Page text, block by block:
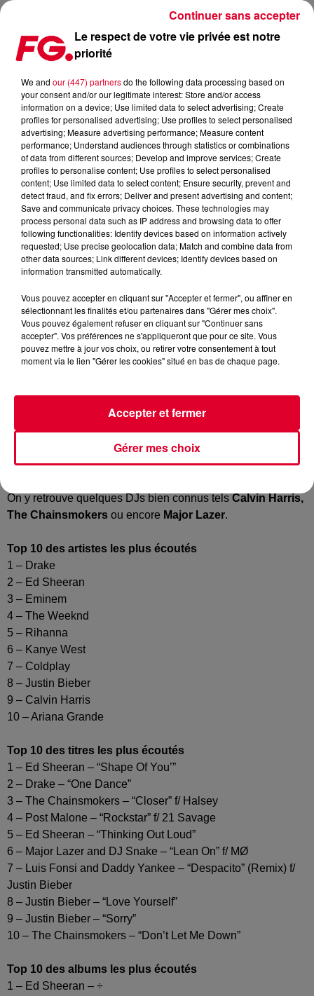
LES TITRES LES PLUS JOUÉS SUR SPOTIFY !
Publié : 20 octobre 2018 à 9h20 par La rédaction
Internet c’est souvent le règne de l’instantané. Faire
passons et savourons le Top 10 que vient de dévoiler la
plateforme de streamingSpotify.
Un classement des artistes, titres et albums les plus joués
de tous les temps, depuis que l’homme est l’homme, etc… !
On y retrouve quelques DJs bien connus tels Calvin Harris,
The Chainsmokers ou encore Major Lazer.
Top 10 des artistes les plus écoutés
1 – Drake
2 – Ed Sheeran
3 – Eminem
4 – The Weeknd
5 – Rihanna
6 – Kanye West
7 – Coldplay
8 – Justin Bieber
9 – Calvin Harris
10 – Ariana Grande
Top 10 des titres les plus écoutés
1 – Ed Sheeran – “Shape Of You’”
2 – Drake – “One Dance”
3 – The Chainsmokers – “Closer” f/ Halsey
4 – Post Malone – “Rockstar” f/ 21 Savage
5 – Ed Sheeran – “Thinking Out Loud”
6 – Major Lazer and DJ Snake – “Lean On” f/ MØ
7 – Luis Fonsi and Daddy Yankee – “Despacito” (Remix) f/
Justin Bieber
8 – Justin Bieber – “Love Yourself”
9 – Justin Bieber – “Sorry”
10 – The Chainsmokers – “Don’t Let Me Down”
Top 10 des albums les plus écoutés
1 – Ed Sheeran – ÷
Le respect de votre vie privée est notre
priorité
We and our (447) partnersdo the following data processing based on
your consent and/or our legitimate interest: Store and/or access
information on a device; Use limited data to select advertising; Create
profiles for personalised advertising; Use profiles to select personalised
advertising; Measure advertising performance; Measure content
performance; Understand audiences through statistics or combinations
of data from different sources; Develop and improve services; Create
profiles to personalise content; Use profiles to select personalised
content; Use limited data to select content; Ensure security, prevent and
detect fraud, and fix errors; Deliver and present advertising and content;
Save and communicate privacy choices. These technologies may
process personal data such as IP address and browsing data to offer
following functionalities: Identify devices based on information actively
requested; Use precise geolocation data; Match and combine data from
other data sources; Link different devices; Identify devices based on
information transmitted automatically.
Vous pouvez accepter en cliquant sur "Accepter et fermer", ou affiner en
sélectionnant les finalités et/ou partenaires dans "Gérer mes choix".
Vous pouvez également refuser en cliquant sur "Continuer sans
accepter". Vos préférences ne s'appliqueront que pour ce site. Vous
pouvez mettre à jour vos choix, ou retirer votre consentement à tout
moment via le lien "Gérer les cookies" situé en bas de chaque page.
Gérer mes choix
Accepter et fermer
Continuer sans accepter